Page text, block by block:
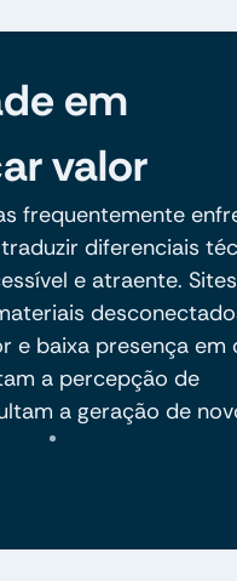
em
valor
frequentemente
diferenciais
e atraente. Sites
e baixa presença em
a percepção de
a geração de